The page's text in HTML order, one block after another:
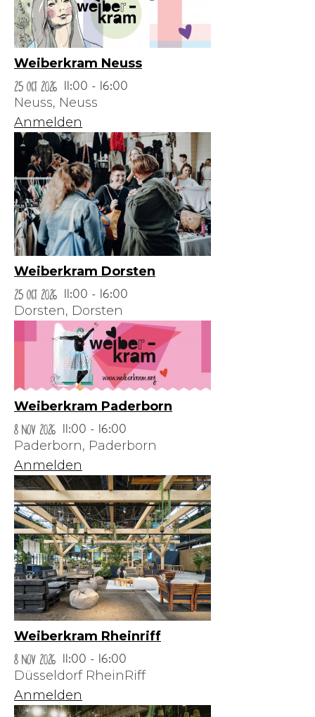
Weiberkram Neuss
25 Oct 2026
11:00 - 16:00
Neuss, Neuss
Anmelden
Weiberkram Dorsten
25 Oct 2026
11:00 - 16:00
Dorsten, Dorsten
Weiberkram Paderborn
8 Nov 2026
11:00 - 16:00
Paderborn, Paderborn
Anmelden
Weiberkram Rheinriff
8 Nov 2026
11:00 - 16:00
Düsseldorf RheinRiff
Anmelden